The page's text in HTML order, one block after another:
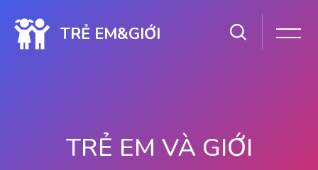
TRẺ EM&GIỚI
TRẺ EM VÀ GIỚI